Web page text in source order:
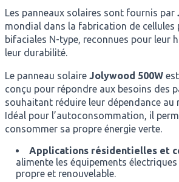
Les panneaux solaires sont fournis par
mondial dans la fabrication de
bifaciales N-type, reconnues pour leur
leur durabilité.
Le panneau solaire Jolywood 500W
conçu pour répondre aux besoins des
souhaitant réduire leur dépendance au
Idéal pour l’autoconsommation, il
consommer sa propre énergie verte.
Applications résidentielles et
alimente les équipements électriques
propre et renouvelable.